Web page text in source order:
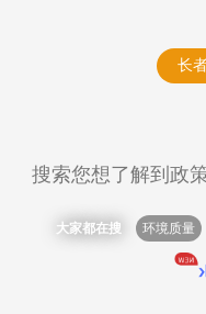
长
大家都在搜 环境质量